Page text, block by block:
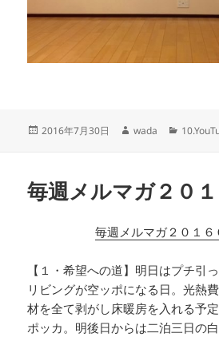
投
2016年7月30日
作
wada
カ
ー
毎週メルマガ２０
毎週メルマガ２０１６
【１・希望への道】明日はプチ引
リビングが空ッポになる日。光熱
材を全て剥がし床暖房を入れる予
ポッカ。明後日からは二泊三日の